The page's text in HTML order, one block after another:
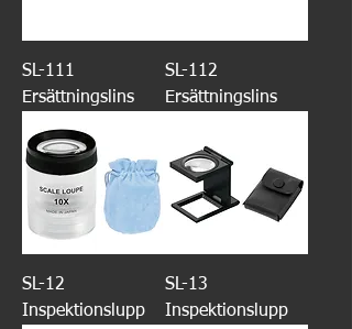
SL-111
Ersättningslins
SL-112
Ersättningslins
SL-12
Inspektionslupp
SL-13
Inspektionslupp